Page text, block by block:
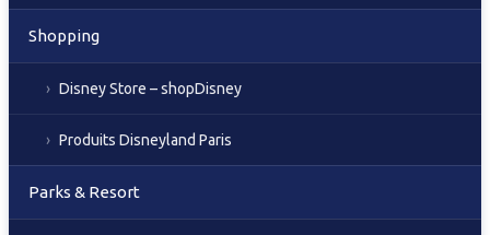
Shopping
Disney Store – shopDisney
Produits Disneyland Paris
Parks & Resort